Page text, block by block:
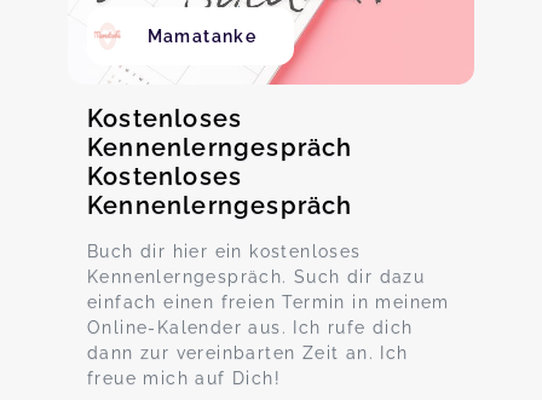
Mamatanke
Kostenloses
Kennenlerngespräch
Kostenloses
Kennenlerngespräch
Buch dir hier ein kostenloses
Kennenlerngespräch. Such dir dazu
einfach einen freien Termin in meinem
Online-Kalender aus. Ich rufe dich
dann zur vereinbarten Zeit an. Ich
freue mich auf Dich!